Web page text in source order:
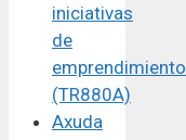
iniciativas
de
emprendimiento
(TR880A)
Axuda